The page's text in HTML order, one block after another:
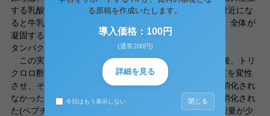
する乳酸によって、牛乳のpHが徐々に低下し、（4.6）付近にな
ると牛乳中のカゼインタンパク質が等電点沈殿を起こし、全体が
凝固する。
タンパク質の消化
この実験では、消化酵素（トリプシン）を作用させた後、トリ
クロロ酢酸添加と100℃での加熱によって酵素タンパク質を変性
させ、その後遠心分離している。（消化酵素）によって消化され
なかった変性卵タンパク質は（凝固）して沈殿するが、消化され
た(ペプチド)は沈殿しない。っしたがって、遠心後の沈殿量が少
る原稿を作成いたします。
導入価格：100円
(通常200円)
詳細を見る
今日はもう表示しない 閉じる